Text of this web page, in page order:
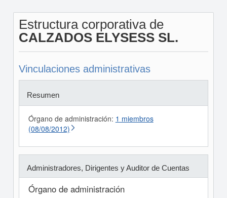
Estructura corporativa de
CALZADOS ELYSESS SL.
Vinculaciones administrativas
Resumen
Órgano de administración: 1 miembros
(08/08/2012)
Administradores, Dirigentes y Auditor de Cuentas
Órgano de administración